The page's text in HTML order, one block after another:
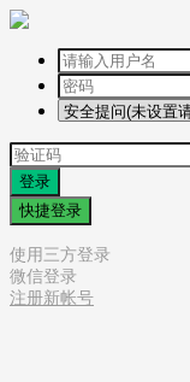
登录
快捷登录
使用三方登录
微信登录
注册新帐号